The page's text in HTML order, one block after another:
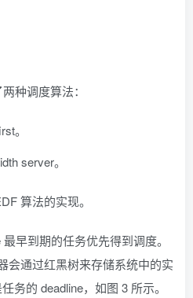
种调度算法：
。
server。
算法的实现。
早到期的任务优先得到调度。
会通过红黑树来存储系统中的实
务的 deadline，如图 3 所示。